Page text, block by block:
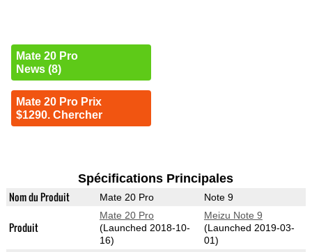
Mate 20 Pro
News (8)
Mate 20 Pro Prix
$1290. Chercher
Spécifications Principales
Nom du Produit Mate 20 Pro Note 9
Produit
Mate 20 Pro
(Launched 2018-10-
16)
Meizu Note 9
(Launched 2019-03-
01)